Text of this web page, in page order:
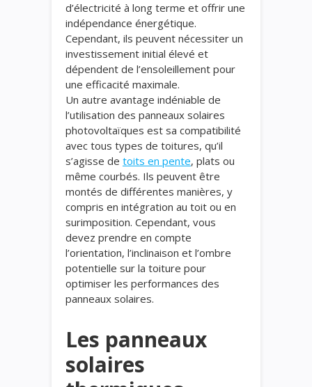
d’électricité à long terme et offrir une
indépendance énergétique.
Cependant, ils peuvent nécessiter un
investissement initial élevé et
dépendent de l’ensoleillement pour
une efficacité maximale.
Un autre avantage indéniable de
l’utilisation des panneaux solaires
photovoltaïques est sa compatibilité
avec tous types de toitures, qu’il
s’agisse de toits en pente, plats ou
même courbés. Ils peuvent être
montés de différentes manières, y
compris en intégration au toit ou en
surimposition. Cependant, vous
devez prendre en compte
l’orientation, l’inclinaison et l’ombre
potentielle sur la toiture pour
optimiser les performances des
panneaux solaires.
Les panneaux
solaires